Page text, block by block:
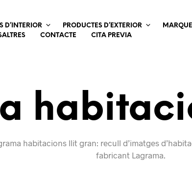
D’INTERIOR PRODUCTES D’EXTERIOR
CONTACTE CITA PREVIA
habitacions llit gran: recull d’imatges
fabricant Lagrama.